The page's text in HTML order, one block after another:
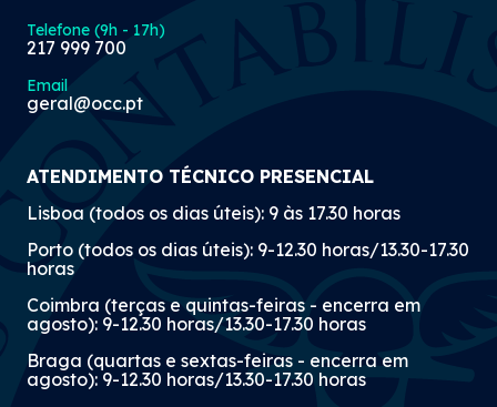
Telefone (9h - 17h)
217 999 700
Email
geral@occ.pt
ATENDIMENTO TÉCNICO PRESENCIAL
Lisboa (todos os dias úteis): 9 às 17.30 horas
Porto (todos os dias úteis): 9-12.30 horas/13.30-17.30
horas
Coimbra (terças e quintas-feiras - encerra em
agosto): 9-12.30 horas/13.30-17.30 horas
Braga (quartas e sextas-feiras - encerra em
agosto): 9-12.30 horas/13.30-17.30 horas